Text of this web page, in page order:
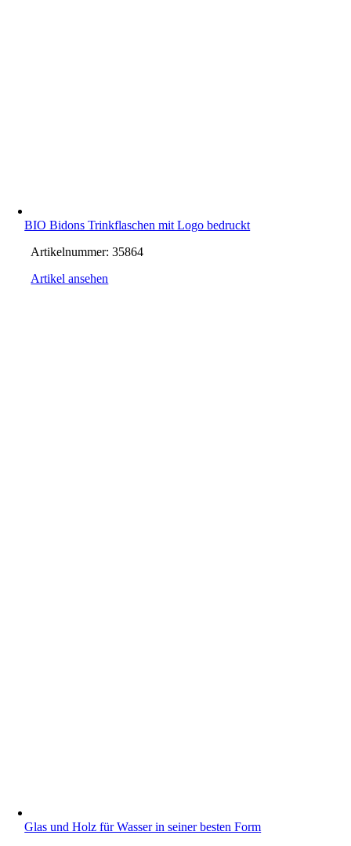
BIO Bidons Trinkflaschen mit Logo bedruckt
Artikelnummer:35864
Artikel ansehen
Glas und Holz für Wasser in seiner besten Form